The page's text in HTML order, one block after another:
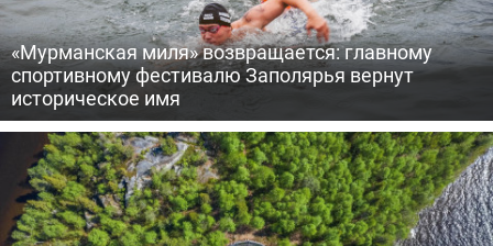
«Мурманская миля» возвращается: главному
спортивному фестивалю Заполярья вернут
историческое имя